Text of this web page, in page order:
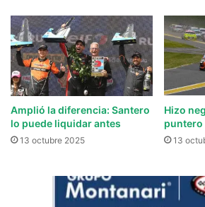
Amplió la diferencia: Santero
lo puede liquidar antes
13 octubre 2025
Hizo
puntero
13